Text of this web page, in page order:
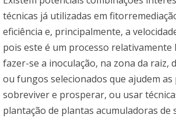
técnicas já utilizadas em
eficiência e, principalmente, a
pois este é um processo relativamente
fazer-se a inoculação, na zona da raiz,
ou fungos selecionados que ajudem as
sobreviver e prosperar, ou usar
plantação de plantas acumuladoras de